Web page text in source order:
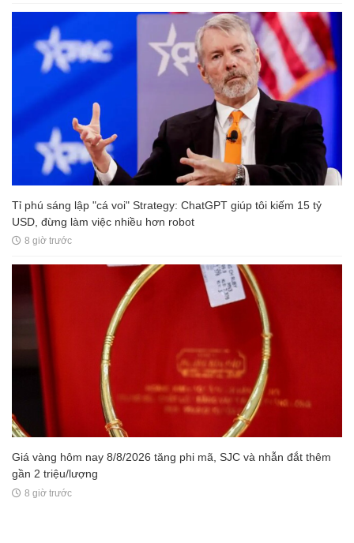
Tỉ phú sáng lập "cá voi" Strategy: ChatGPT giúp tôi kiếm 15 tỷ
USD, đừng làm việc nhiều hơn robot
8 giờ trước
Giá vàng hôm nay 8/8/2026 tăng phi mã, SJC và nhẫn đắt thêm
gần 2 triệu/lượng
8 giờ trước